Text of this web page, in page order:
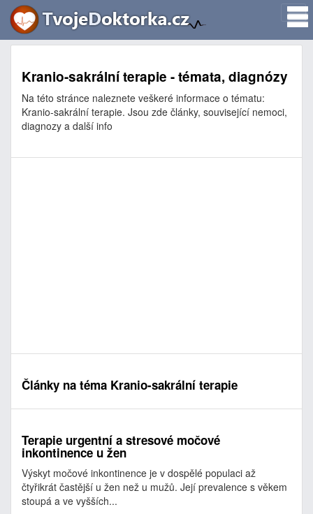
Kranio-sakrální terapie - témata, diagnózy
Na této stránce naleznete veškeré informace o tématu:
Kranio-sakrální terapie. Jsou zde články, související nemoci,
diagnozy a další info
Články na téma Kranio-sakrální terapie
Terapie urgentní a stresové močové
inkontinence u žen
Výskyt močové inkontinence je v dospělé populaci až
čtyřikrát častější u žen než u mužů. Její prevalence s věkem
stoupá a ve vyšších...